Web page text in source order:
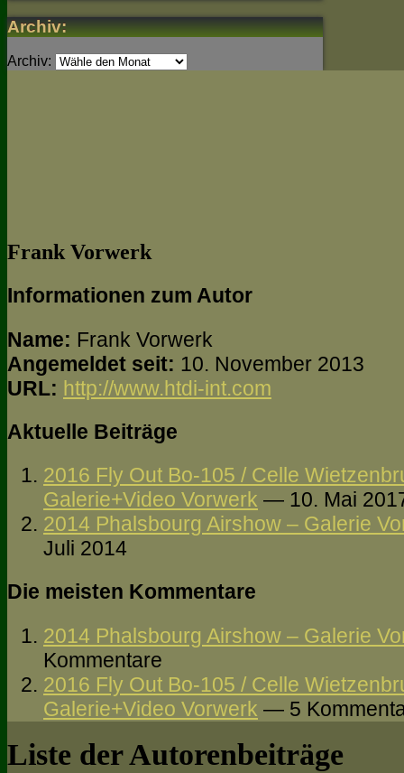
Archiv:
Archiv:
Frank Vorwerk
Informationen zum Autor
Name: Frank Vorwerk
Angemeldet seit: 10. November 2013
URL: http://www.htdi-int.com
Aktuelle Beiträge
2016 Fly Out Bo-105 / Celle
Galerie+Video Vorwerk — 10. Mai
2014 Phalsbourg Airshow – Galerie
Juli 2014
Die meisten Kommentare
2014 Phalsbourg Airshow – Galerie
Kommentare
2016 Fly Out Bo-105 / Celle
Galerie+Video Vorwerk — 5
Liste der Autorenbeiträge